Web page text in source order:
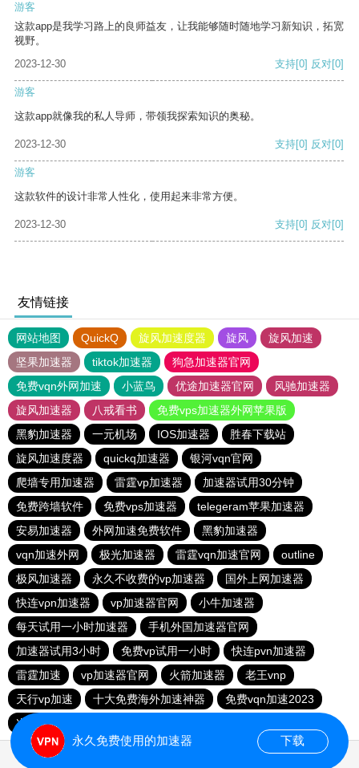
游客
这款app是我学习路上的良师益友，让我能够随时随地学习新知识，拓宽
视野。
2023-12-30
支持[0] 反对[0]
游客
这款app就像我的私人导师，带领我探索知识的奥秘。
2023-12-30 支持[0] 反对[0]
游客
这款软件的设计非常人性化，使用起来非常方便。
2023-12-30 支持[0] 反对[0]
友情链接
网站地图 QuickQ 旋风加速度器 旋风
旋风加速
坚果加速器
tiktok加速器
狗急加速器官网
免费vqn外网加速
小蓝鸟 优途加速器官网
风驰加速器
旋风加速器
八戒看书
免费vps加速器外网苹果版
黑豹加速器
一元机场 IOS加速器
胜春下载站
旋风加速度器
quickq加速器
银河vqn官网
爬墙专用加速器
雷霆vp加速器
加速器试用30分钟
免费跨墙软件
免费vps加速器
telegeram苹果加速器
安易加速器
外网加速免费软件
黑豹加速器
vqn加速外网
极光加速器 雷霆vqn加速官网
outline
极风加速器
永久不收费的vp加速器
国外上网加速器
快连vρn加速器
vp加速器官网
小牛加速器
每天试用一小时加速器
手机外国加速器官网
加速器试用3小时
免费vp试用一小时
快连pvn加速器
雷霆加速
vp加速器官网 火箭加速器
老王vnp
天行vp加速
十大免费海外加速神器
免费vqn加速2023
次玩下载站
永久免费使用的加速器 下载